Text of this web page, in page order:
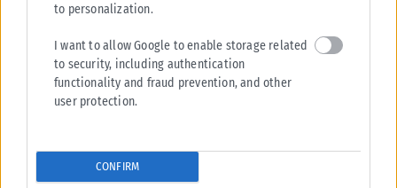
to personalization.
I want to allow Google to enable storage related
to security, including authentication
functionality and fraud prevention, and other
user protection.
CONFIRM